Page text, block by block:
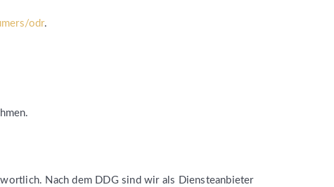
odr.
Nach dem DDG sind wir als Diensteanbieter